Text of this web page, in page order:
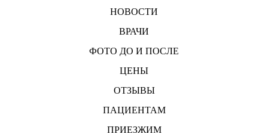
НОВОСТИ
ВРАЧИ
ФОТО ДО И ПОСЛЕ
ЦЕНЫ
ОТЗЫВЫ
ПАЦИЕНТАМ
ПРИЕЗЖИМ